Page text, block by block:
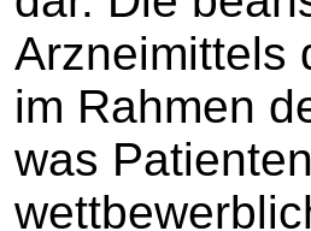
Arzneimittels
im Rahmen
was